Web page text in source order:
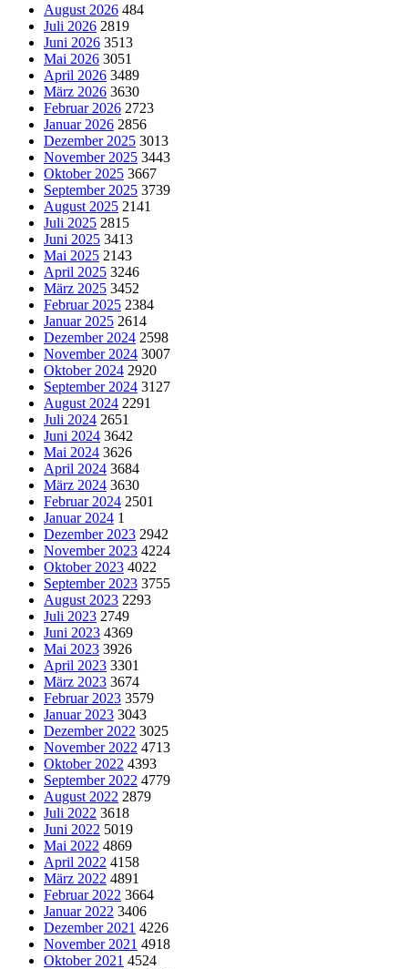
August 2026 484
Juli 2026 2819
Juni 2026 3513
Mai 2026 3051
April 2026 3489
März 2026 3630
Februar 2026 2723
Januar 2026 2856
Dezember 2025 3013
November 2025 3443
Oktober 2025 3667
September 2025 3739
August 2025 2141
Juli 2025 2815
Juni 2025 3413
Mai 2025 2143
April 2025 3246
März 2025 3452
Februar 2025 2384
Januar 2025 2614
Dezember 2024 2598
November 2024 3007
Oktober 2024 2920
September 2024 3127
August 2024 2291
Juli 2024 2651
Juni 2024 3642
Mai 2024 3626
April 2024 3684
März 2024 3630
Februar 2024 2501
Januar 2024 1
Dezember 2023 2942
November 2023 4224
Oktober 2023 4022
September 2023 3755
August 2023 2293
Juli 2023 2749
Juni 2023 4369
Mai 2023 3926
April 2023 3301
März 2023 3674
Februar 2023 3579
Januar 2023 3043
Dezember 2022 3025
November 2022 4713
Oktober 2022 4393
September 2022 4779
August 2022 2879
Juli 2022 3618
Juni 2022 5019
Mai 2022 4869
April 2022 4158
März 2022 4891
Februar 2022 3664
Januar 2022 3406
Dezember 2021 4226
November 2021 4918
Oktober 2021 4524